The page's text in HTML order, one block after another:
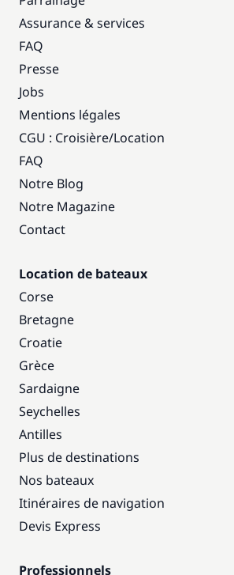
Assurance & services
FAQ
Presse
Jobs
Mentions légales
CGU : Croisière/Location
FAQ
Notre Blog
Notre Magazine
Contact
Location de bateaux
Corse
Bretagne
Croatie
Grèce
Sardaigne
Seychelles
Antilles
Plus de destinations
Nos bateaux
Itinéraires de navigation
Devis Express
Professionnels